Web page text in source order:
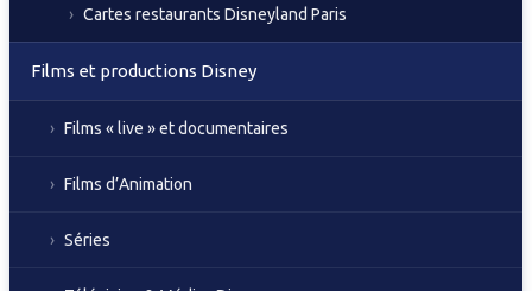
Cartes restaurants Disneyland Paris
Films et productions Disney
Films « live » et documentaires
Films d’Animation
Séries